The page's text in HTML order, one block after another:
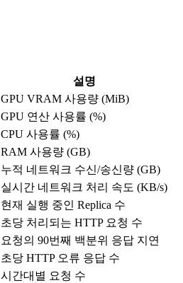
설명
GPU VRAM 사용량 (MiB)
GPU 연산 사용률 (%)
CPU 사용률 (%)
RAM 사용량 (GB)
누적 네트워크 수신/송신량 (GB)
실시간 네트워크 처리 속도 (KB/s)
현재 실행 중인 Replica 수
초당 처리되는 HTTP 요청 수
요청의 90번째 백분위 응답 지연
초당 HTTP 오류 응답 수
시간대별 요청 수